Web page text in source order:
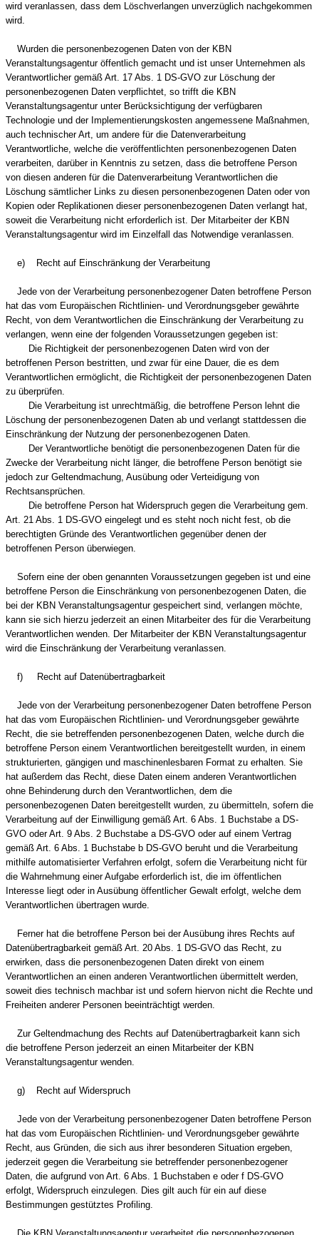
wird veranlassen, dass dem Löschverlangen unverzüglich nachgekommen
wird.
Wurden die personenbezogenen Daten von der KBN
Veranstaltungsagentur öffentlich gemacht und ist unser Unternehmen als
Verantwortlicher gemäß Art. 17 Abs. 1 DS-GVO zur Löschung der
personenbezogenen Daten verpflichtet, so trifft die KBN
Veranstaltungsagentur unter Berücksichtigung der verfügbaren
Technologie und der Implementierungskosten angemessene Maßnahmen,
auch technischer Art, um andere für die Datenverarbeitung
Verantwortliche, welche die veröffentlichten personenbezogenen Daten
verarbeiten, darüber in Kenntnis zu setzen, dass die betroffene Person
von diesen anderen für die Datenverarbeitung Verantwortlichen die
Löschung sämtlicher Links zu diesen personenbezogenen Daten oder von
Kopien oder Replikationen dieser personenbezogenen Daten verlangt hat,
soweit die Verarbeitung nicht erforderlich ist. Der Mitarbeiter der KBN
Veranstaltungsagentur wird im Einzelfall das Notwendige veranlassen.
e) Recht auf Einschränkung der Verarbeitung
Jede von der Verarbeitung personenbezogener Daten betroffene Person
hat das vom Europäischen Richtlinien- und Verordnungsgeber gewährte
Recht, von dem Verantwortlichen die Einschränkung der Verarbeitung zu
verlangen, wenn eine der folgenden Voraussetzungen gegeben ist:
Die Richtigkeit der personenbezogenen Daten wird von der
betroffenen Person bestritten, und zwar für eine Dauer, die es dem
Verantwortlichen ermöglicht, die Richtigkeit der personenbezogenen Daten
zu überprüfen.
Die Verarbeitung ist unrechtmäßig, die betroffene Person lehnt die
Löschung der personenbezogenen Daten ab und verlangt stattdessen die
Einschränkung der Nutzung der personenbezogenen Daten.
Der Verantwortliche benötigt die personenbezogenen Daten für die
Zwecke der Verarbeitung nicht länger, die betroffene Person benötigt sie
jedoch zur Geltendmachung, Ausübung oder Verteidigung von
Rechtsansprüchen.
Die betroffene Person hat Widerspruch gegen die Verarbeitung gem.
Art. 21 Abs. 1 DS-GVO eingelegt und es steht noch nicht fest, ob die
berechtigten Gründe des Verantwortlichen gegenüber denen der
betroffenen Person überwiegen.
Sofern eine der oben genannten Voraussetzungen gegeben ist und eine
betroffene Person die Einschränkung von personenbezogenen Daten, die
bei der KBN Veranstaltungsagentur gespeichert sind, verlangen möchte,
kann sie sich hierzu jederzeit an einen Mitarbeiter des für die Verarbeitung
Verantwortlichen wenden. Der Mitarbeiter der KBN Veranstaltungsagentur
wird die Einschränkung der Verarbeitung veranlassen.
f) Recht auf Datenübertragbarkeit
Jede von der Verarbeitung personenbezogener Daten betroffene Person
hat das vom Europäischen Richtlinien- und Verordnungsgeber gewährte
Recht, die sie betreffenden personenbezogenen Daten, welche durch die
betroffene Person einem Verantwortlichen bereitgestellt wurden, in einem
strukturierten, gängigen und maschinenlesbaren Format zu erhalten. Sie
hat außerdem das Recht, diese Daten einem anderen Verantwortlichen
ohne Behinderung durch den Verantwortlichen, dem die
personenbezogenen Daten bereitgestellt wurden, zu übermitteln, sofern die
Verarbeitung auf der Einwilligung gemäß Art. 6 Abs. 1 Buchstabe a DS-
GVO oder Art. 9 Abs. 2 Buchstabe a DS-GVO oder auf einem Vertrag
gemäß Art. 6 Abs. 1 Buchstabe b DS-GVO beruht und die Verarbeitung
mithilfe automatisierter Verfahren erfolgt, sofern die Verarbeitung nicht für
die Wahrnehmung einer Aufgabe erforderlich ist, die im öffentlichen
Interesse liegt oder in Ausübung öffentlicher Gewalt erfolgt, welche dem
Verantwortlichen übertragen wurde.
Ferner hat die betroffene Person bei der Ausübung ihres Rechts auf
Datenübertragbarkeit gemäß Art. 20 Abs. 1 DS-GVO das Recht, zu
erwirken, dass die personenbezogenen Daten direkt von einem
Verantwortlichen an einen anderen Verantwortlichen übermittelt werden,
soweit dies technisch machbar ist und sofern hiervon nicht die Rechte und
Freiheiten anderer Personen beeinträchtigt werden.
Zur Geltendmachung des Rechts auf Datenübertragbarkeit kann sich
die betroffene Person jederzeit an einen Mitarbeiter der KBN
Veranstaltungsagentur wenden.
g) Recht auf Widerspruch
Jede von der Verarbeitung personenbezogener Daten betroffene Person
hat das vom Europäischen Richtlinien- und Verordnungsgeber gewährte
Recht, aus Gründen, die sich aus ihrer besonderen Situation ergeben,
jederzeit gegen die Verarbeitung sie betreffender personenbezogener
Daten, die aufgrund von Art. 6 Abs. 1 Buchstaben e oder f DS-GVO
erfolgt, Widerspruch einzulegen. Dies gilt auch für ein auf diese
Bestimmungen gestütztes Profiling.